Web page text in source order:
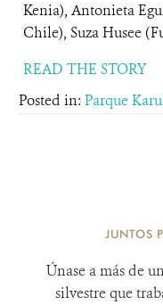
Kenia), Antonieta
Chile), Suza Husee
READ THE STORY
Posted in: Parque
JUNTOS
Únase a más de
silvestre que